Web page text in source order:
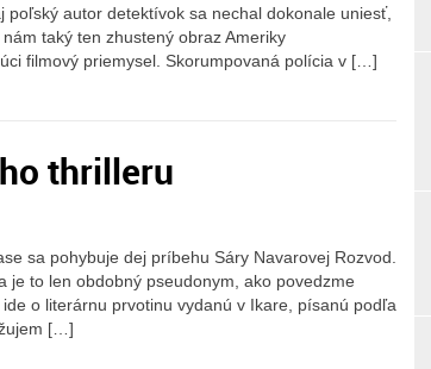
autor detektívok sa nechal dokonale uniesť,
taký ten zhustený obraz Ameriky
filmový priemysel. Skorumpovaná polícia v […]
thrilleru
sa pohybuje dej príbehu Sáry Navarovej Rozvod.
je to len obdobný pseudonym, ako povedzme
o literárnu prvotinu vydanú v Ikare, písanú podľa
[…]